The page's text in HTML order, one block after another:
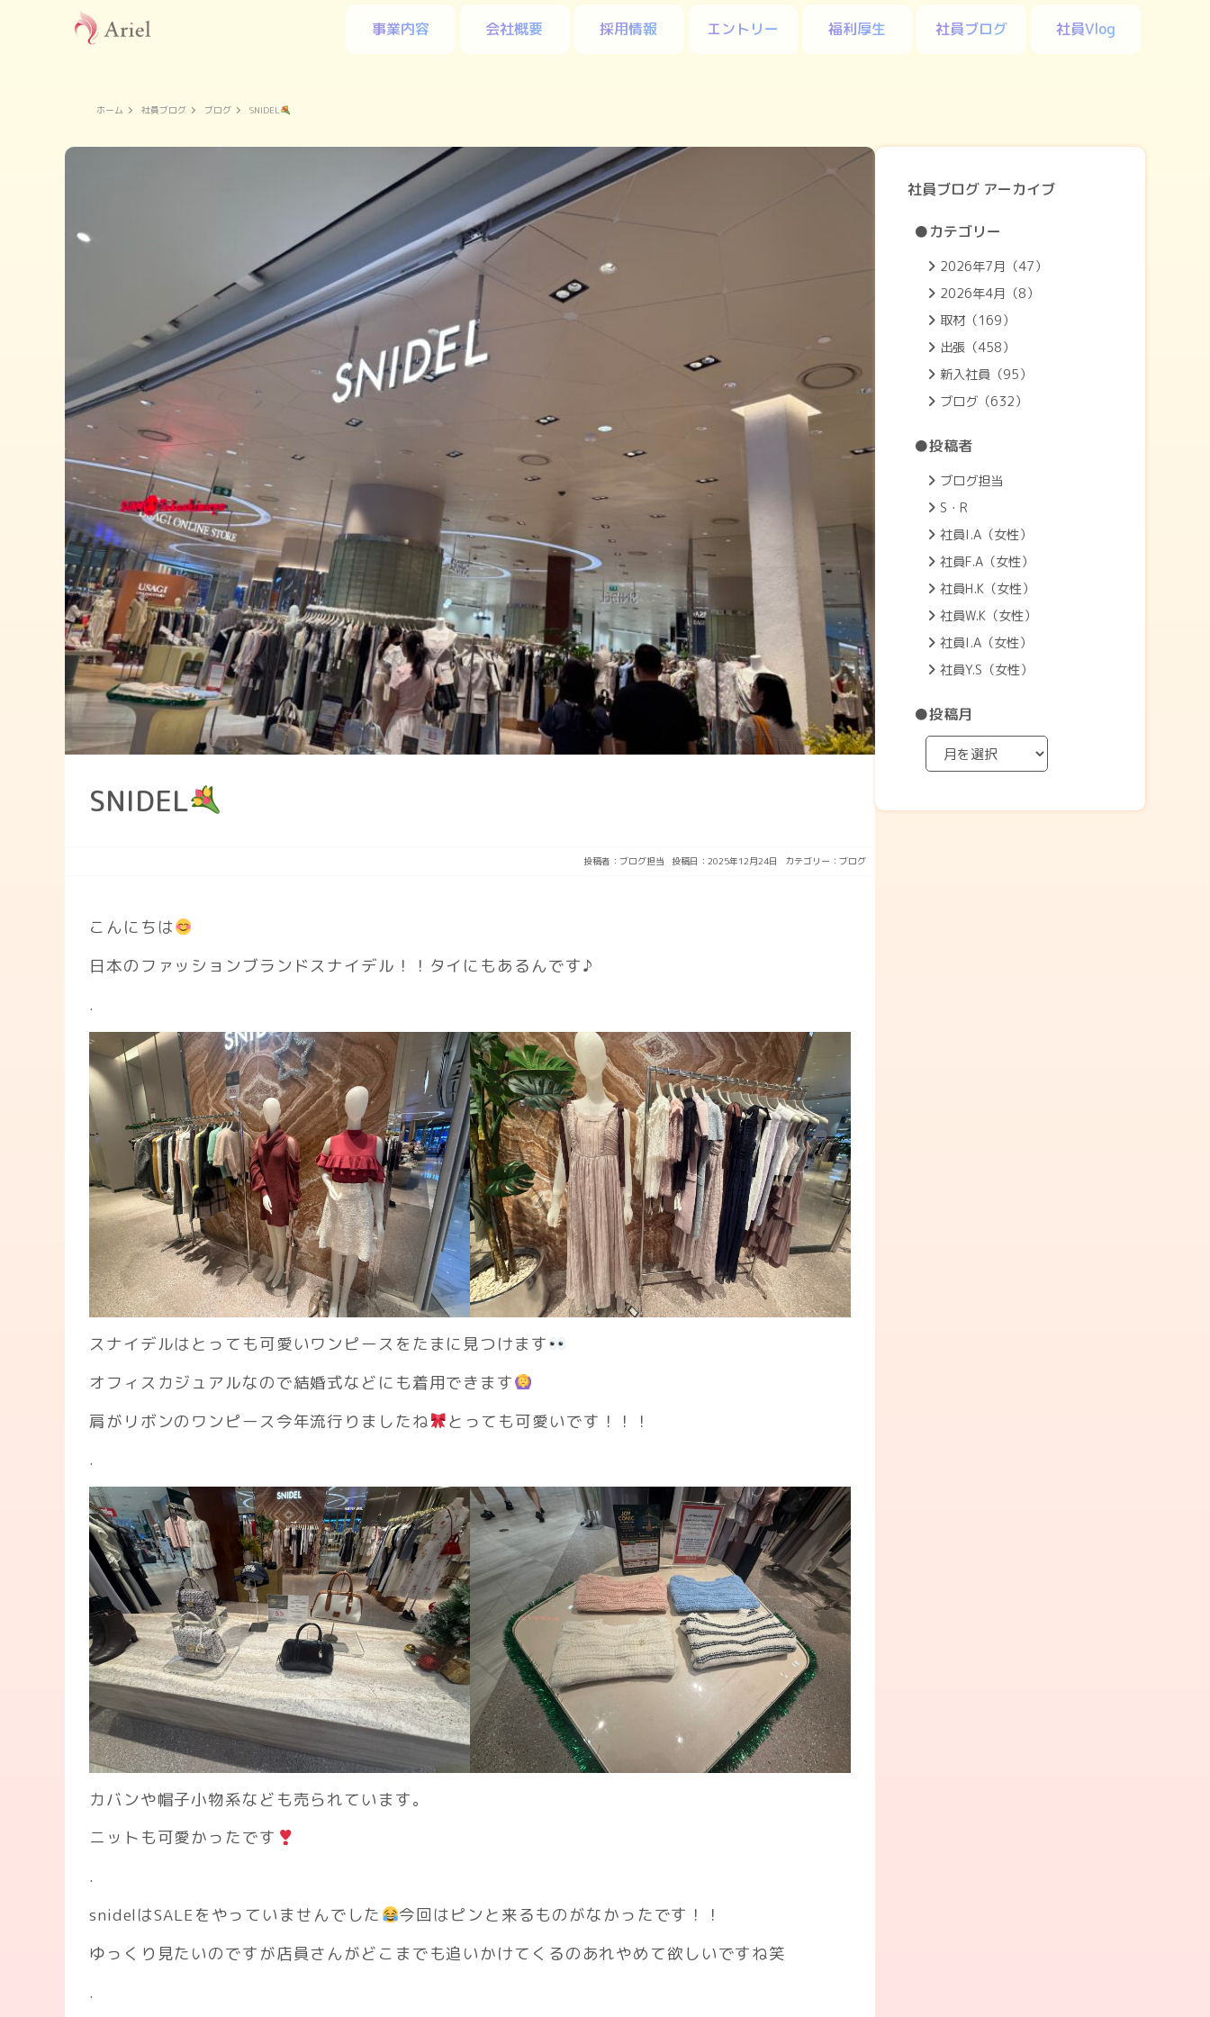
事業内容 会社概要 採用情報 エントリー 福利厚生 社員ブログ 社員Vlog
ホーム 社員ブログ ブログ SNIDEL
SNIDEL
投稿者： ブログ担当 投稿日：2025年12月24日 カテゴリー： ブログ
こんにちは
日本のファッションブランドスナイデル！！タイにもあるんです♪
.
スナイデルはとっても可愛いワンピースをたまに見つけます
オフィスカジュアルなので結婚式などにも着用できます
肩がリボンのワンピース今年流行りましたね
とっても可愛いです！！！
.
カバンや帽子小物系なども売られています。
ニットも可愛かったです
.
snidelはSALEをやっていませんでした
今回はピンと来るものがなかったです！！
ゆっくり見たいのですが店員さんがどこまでも追いかけてくるのあれやめて欲しいですね笑
.
社員ブログ アーカイブ
●カテゴリー
2026年7月（47）
2026年4月（8）
取材（169）
出張（458）
新入社員（95）
ブログ（632）
●投稿者
ブログ担当
S・R
社員I.A（女性）
社員F.A（女性）
社員H.K（女性）
社員W.K（女性）
社員I.A（女性）
社員Y.S（女性）
●投稿月